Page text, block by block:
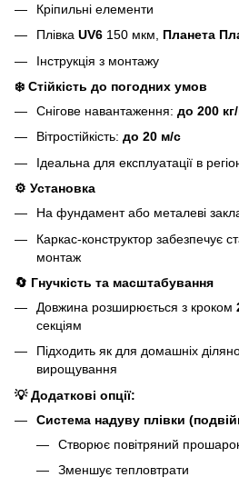
Кріпильні елементи
Плівка UV6 150 мкм, Планета
Інструкція з монтажу
❄️ Стійкість до погодних умов
Снігове навантаження: до 200
Вітростійкість: до 20 м/с
Ідеальна для експлуатації в
⚙️ Установка
На фундамент або металеві
Каркас-конструктор забезпечує
монтаж
🔄 Гнучкість та масштабування
Довжина розширюється з кроком
секціям
Підходить як для домашніх
вирощування
💡Додаткові опції:
Система надуву плівки
Створює повітряний
Зменшує тепловтрати